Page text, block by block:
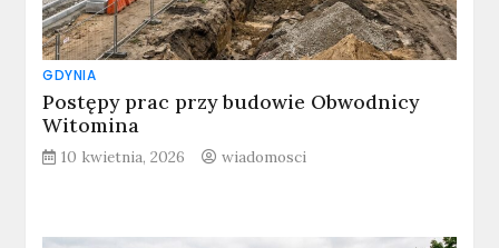
GDYNIA
Postępy prac przy budowie Obwodnicy
Witomina
10 kwietnia, 2026 wiadomosci